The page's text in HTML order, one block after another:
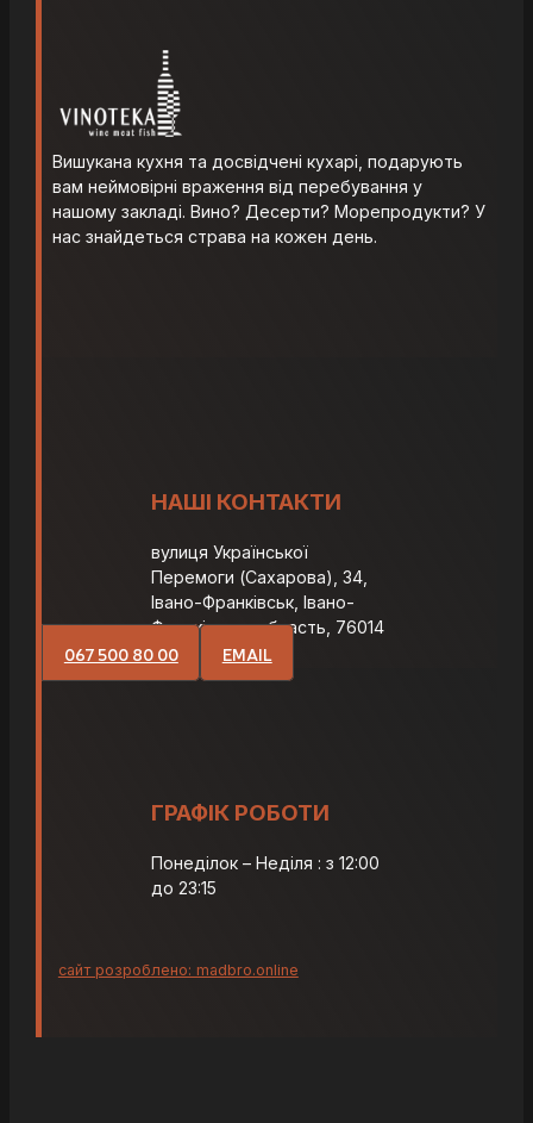
Вишукана кухня та досвідчені кухарі, подарують
вам неймовірні враження від перебування у
нашому закладі. Вино? Десерти? Морепродукти? У
нас знайдеться страва на кожен день.
НАШІ КОНТАКТИ
вулиця Української
Перемоги (Сахарова), 34,
Івано-Франківськ, Івано-
Франківська область, 76014
067 500 80 00 EMAIL
ГРАФІК РОБОТИ
Понеділок – Неділя : з 12:00
до 23:15
сайт розроблено: madbro.online